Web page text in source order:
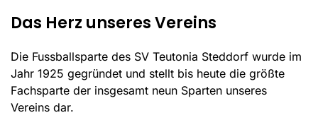
Das Herz unseres Vereins
Die Fussballsparte des SV Teutonia Steddorf wurde im
Jahr 1925 gegründet und stellt bis heute die größte
Fachsparte der insgesamt neun Sparten unseres
Vereins dar.